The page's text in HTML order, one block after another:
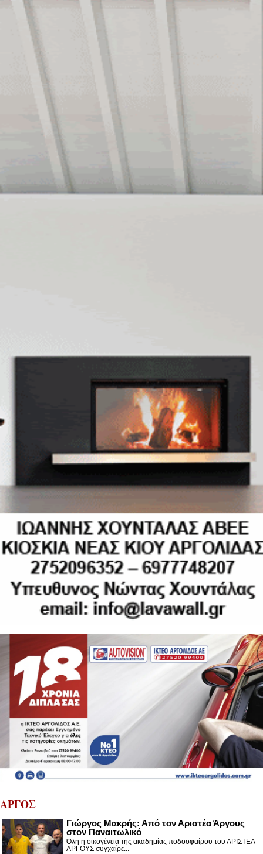
ΑΡΓΟΣ
Γιώργος Μακρής: Από τον Αριστέα Άργους
στον Παναιτωλικό
Όλη η οικογένεια της ακαδημίας ποδοσφαίρου του ΑΡΙΣΤΕΑ
ΑΡΓΟΥΣ συγχαίρε...